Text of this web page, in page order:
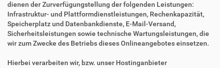
dienen der Zurverfügungstellung der folgenden Leistungen:
Infrastruktur- und Plattformdienstleistungen, Rechenkapazität,
Speicherplatz und Datenbankdienste, E-Mail-Versand,
Sicherheitsleistungen sowie technische Wartungsleistungen, die
wir zum Zwecke des Betriebs dieses Onlineangebotes einsetzen.
Hierbei verarbeiten wir, bzw. unser Hostinganbieter